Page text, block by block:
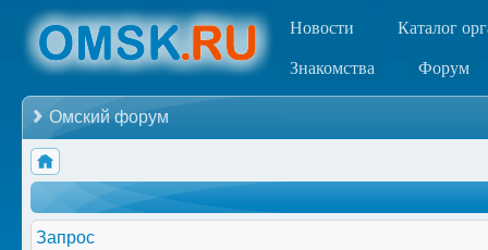
Новости Каталог
Знакомства Форум
Омский форум
Запрос